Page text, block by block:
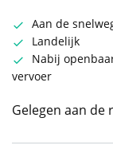
Aan de
Landelijk
Nabij
vervoer
Gelegen aan de